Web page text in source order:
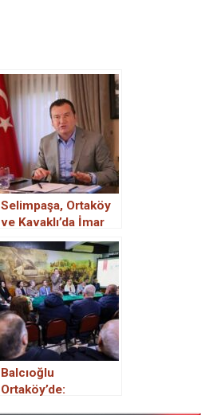
Selimpaşa, Ortaköy
ve Kavaklı’da İmar
Planları Askıya Çıktı
Balcıoğlu
Ortaköy’de: